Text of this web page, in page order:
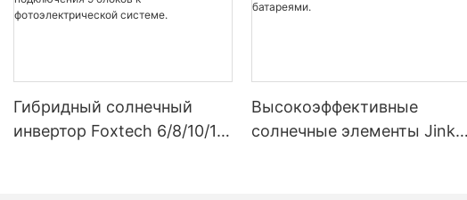
Гибридный солнечный
инвертор Foxtech 6/8/10/12
Высокоэффективные
солнечные элементы Jinko